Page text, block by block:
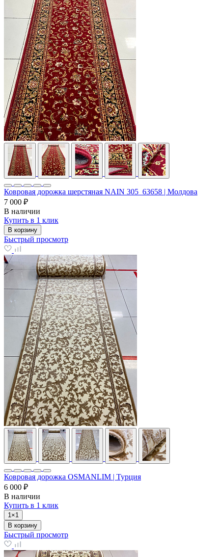
Ковровая дорожка шерстяная NAIN 305_63658 | Молдова
7 000 ₽
В наличии
Купить в 1 клик
В корзину
Быстрый просмотр
Ковровая дорожка OSMANLIM | Турция
6 000 ₽
В наличии
Купить в 1 клик
1×1
В корзину
Быстрый просмотр